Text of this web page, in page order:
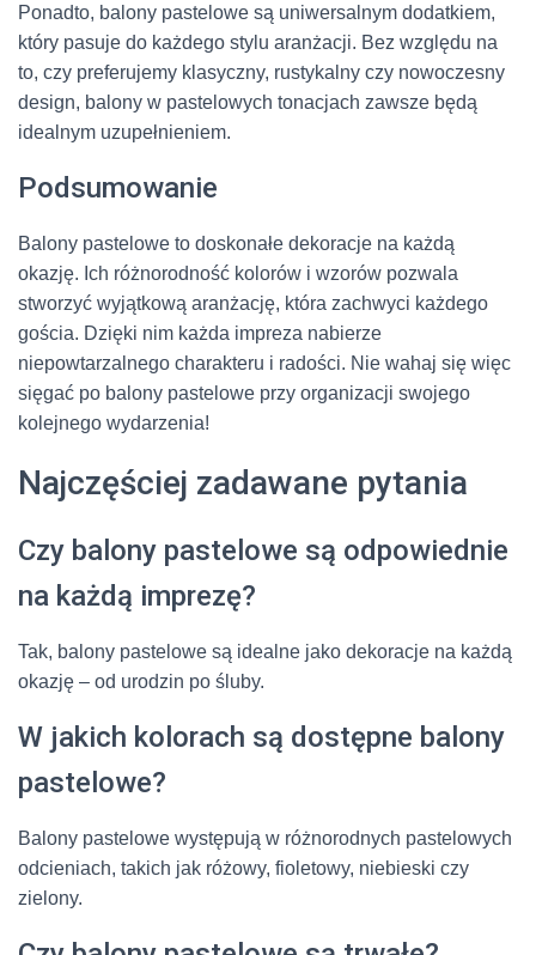
Ponadto, balony pastelowe są uniwersalnym dodatkiem,
który pasuje do każdego stylu aranżacji. Bez względu na
to, czy preferujemy klasyczny, rustykalny czy nowoczesny
design, balony w pastelowych tonacjach zawsze będą
idealnym uzupełnieniem.
Podsumowanie
Balony pastelowe to doskonałe dekoracje na każdą
okazję. Ich różnorodność kolorów i wzorów pozwala
stworzyć wyjątkową aranżację, która zachwyci każdego
gościa. Dzięki nim każda impreza nabierze
niepowtarzalnego charakteru i radości. Nie wahaj się więc
sięgać po balony pastelowe przy organizacji swojego
kolejnego wydarzenia!
Najczęściej zadawane pytania
Czy balony pastelowe są odpowiednie
na każdą imprezę?
Tak, balony pastelowe są idealne jako dekoracje na każdą
okazję – od urodzin po śluby.
W jakich kolorach są dostępne balony
pastelowe?
Balony pastelowe występują w różnorodnych pastelowych
odcieniach, takich jak różowy, fioletowy, niebieski czy
zielony.